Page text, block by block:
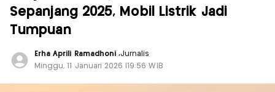
Sepanjang 2025, Mobil Listrik Jadi
Tumpuan
Erha Aprili Ramadhoni,Jurnalis
Minggu, 11 Januari 2026 |19:56 WIB